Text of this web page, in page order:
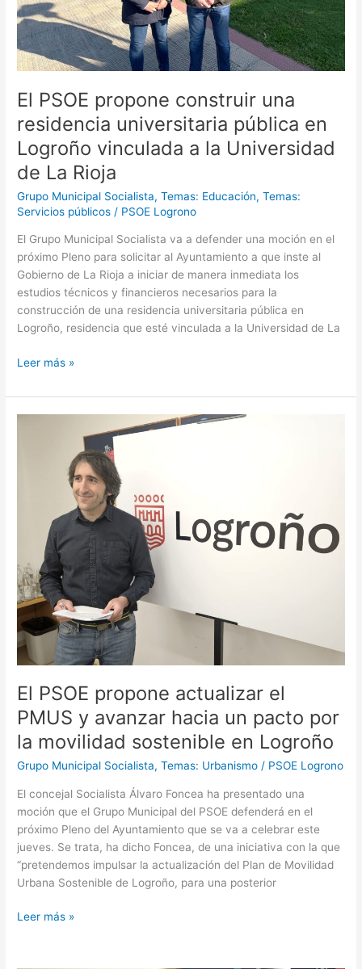
El PSOE propone construir una
residencia universitaria pública en
Logroño vinculada a la Universidad
de La Rioja
Grupo Municipal Socialista,Temas: Educación,Temas:
Servicios públicos / PSOE Logrono
El Grupo Municipal Socialista va a defender una moción en el
próximo Pleno para solicitar al Ayuntamiento a que inste al
Gobierno de La Rioja a iniciar de manera inmediata los
estudios técnicos y financieros necesarios para la
construcción de una residencia universitaria pública en
Logroño, residencia que esté vinculada a la Universidad de La
vinculada
la
Universidad
La
Rioja
Leer más »
El PSOE propone actualizar el
PMUS y avanzar hacia un pacto por
la movilidad sostenible en Logroño
Grupo Municipal Socialista,Temas: Urbanismo / PSOE Logrono
El concejal Socialista Álvaro Foncea ha presentado una
moción que el Grupo Municipal del PSOE defenderá en el
próximo Pleno del Ayuntamiento que se va a celebrar este
jueves. Se trata, ha dicho Foncea, de una iniciativa con la que
“pretendemos impulsar la actualización del Plan de Movilidad
Urbana Sostenible de Logroño, para una posterior
actualizar
avanzar
hacia
un
pacto
por
la
movilidad
en
Leer más »